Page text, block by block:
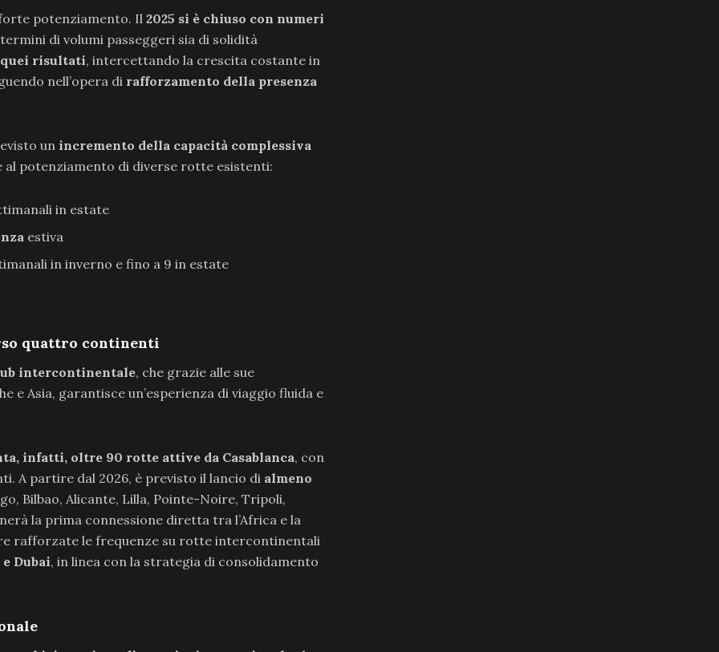
potenziamento. Il 2025 si è chiuso con numeri
di volumi passeggeri sia di solidità
quei risultati, intercettando la crescita costante in
nell’opera di rafforzamento della presenza
un incremento della capacità complessiva
al potenziamento di diverse rotte esistenti:
in estate
estiva
in inverno e fino a 9 in estate
quattro continenti
intercontinentale, che grazie alle sue
e Asia, garantisce un’esperienza di viaggio fluida e
infatti, oltre 90 rotte attive da Casablanca, con
A partire dal 2026, è previsto il lancio di almeno
Bilbao, Alicante, Lilla, Pointe-Noire, Tripoli,
la prima connessione diretta tra l’Africa e la
rafforzate le frequenze su rotte intercontinentali
Dubai, in linea con la strategia di consolidamento